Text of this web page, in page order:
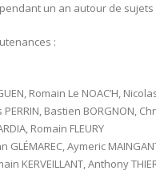
un an autour de
:
Romain Le NOAC’H,
Bastien BORGNON,
Romain FLEURY
GLÉMAREC, Aymeric
KERVEILLANT, Anthony